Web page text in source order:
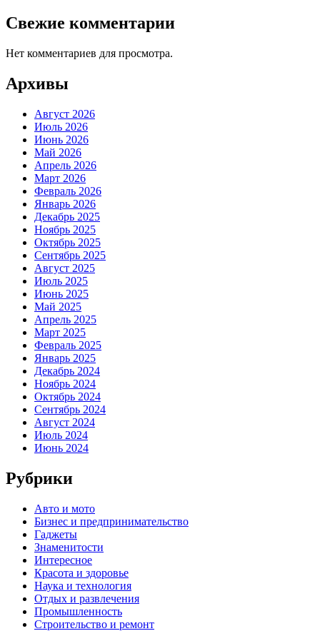
Свежие комментарии
Нет комментариев для просмотра.
Архивы
Август 2026
Июль 2026
Июнь 2026
Май 2026
Апрель 2026
Март 2026
Февраль 2026
Январь 2026
Декабрь 2025
Ноябрь 2025
Октябрь 2025
Сентябрь 2025
Август 2025
Июль 2025
Июнь 2025
Май 2025
Апрель 2025
Март 2025
Февраль 2025
Январь 2025
Декабрь 2024
Ноябрь 2024
Октябрь 2024
Сентябрь 2024
Август 2024
Июль 2024
Июнь 2024
Рубрики
Авто и мото
Бизнес и предпринимательство
Гаджеты
Знаменитости
Интересное
Красота и здоровье
Наука и технология
Отдых и развлечения
Промышленность
Строительство и ремонт